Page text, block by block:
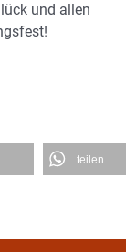
und allen
teilen